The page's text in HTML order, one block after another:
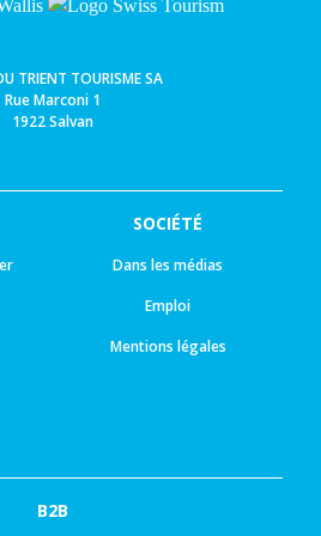
TRIENT TOURISME SA
Rue Marconi 1
1922 Salvan
SOCIÉTÉ
Dans les médias
Emploi
Mentions légales
B2B